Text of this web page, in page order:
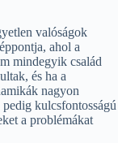
valóságok
ahol a
mindegyik család
és ha a
nagyon
kulcsfontosságú
a problémákat